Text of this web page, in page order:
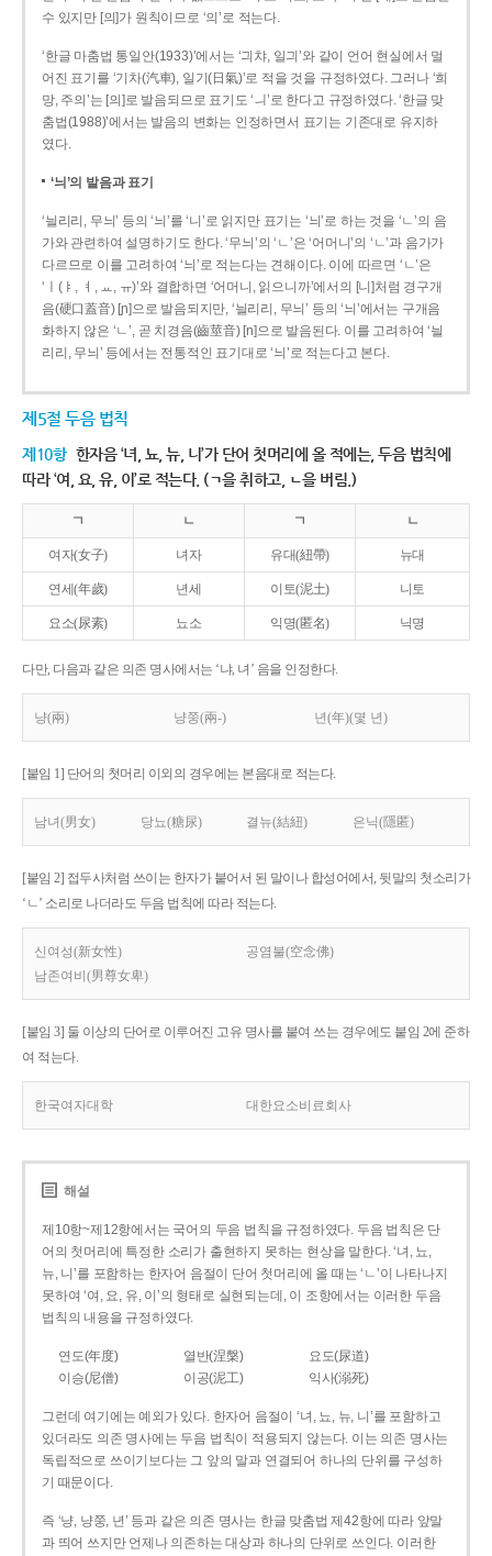
수 있지만 [의]가 원칙이므로 ‘의’로 적는다.
‘한글 마춤법 통일안(1933)’에서는 ‘긔챠, 일긔’와 같이 언어 현실에서 멀
어진 표기를 ‘기차(汽車), 일기(日氣)’로 적을 것을 규정하였다. 그러나 ‘희
망, 주의’는 [의]로 발음되므로 표기도 ‘ㅢ’로 한다고 규정하였다. ‘한글 맞
춤법(1988)’에서는 발음의 변화는 인정하면서 표기는 기존대로 유지하
였다.
‘늬’의 발음과 표기
‘늴리리, 무늬’ 등의 ‘늬’를 ‘니’로 읽지만 표기는 ‘늬’로 하는 것을 ‘ㄴ’의 음
가와 관련하여 설명하기도 한다. ‘무늬’의 ‘ㄴ’은 ‘어머니’의 ‘ㄴ’과 음가가
다르므로 이를 고려하여 ‘늬’로 적는다는 견해이다. 이에 따르면 ‘ㄴ’은
‘ㅣ(ㅑ, ㅕ, ㅛ, ㅠ)’와 결합하면 ‘어머니, 읽으니까’에서의 [니]처럼 경구개
음(硬口蓋音) [ɲ]으로 발음되지만, ‘늴리리, 무늬’ 등의 ‘늬’에서는 구개음
화하지 않은 ‘ㄴ’, 곧 치경음(齒莖音) [n]으로 발음된다. 이를 고려하여 ‘늴
리리, 무늬’ 등에서는 전통적인 표기대로 ‘늬’로 적는다고 본다.
제5절 두음 법칙
제10항 한자음 ‘녀, 뇨, 뉴, 니’가 단어 첫머리에 올 적에는, 두음 법칙에
따라 ‘여, 요, 유, 이’로 적는다. (ㄱ을 취하고, ㄴ을 버림.)
ㄱ ㄴ ㄱ ㄴ
여자(女子) 녀자 유대(紐帶) 뉴대
연세(年歲) 년세 이토(泥土) 니토
요소(尿素) 뇨소 익명(匿名) 닉명
다만, 다음과 같은 의존 명사에서는 ‘냐, 녀’ 음을 인정한다.
냥(兩) 냥쭝(兩-) 년(年)(몇 년)
[붙임 1] 단어의 첫머리 이외의 경우에는 본음대로 적는다.
남녀(男女) 당뇨(糖尿) 결뉴(結紐) 은닉(隱匿)
[붙임 2] 접두사처럼 쓰이는 한자가 붙어서 된 말이나 합성어에서, 뒷말의 첫소리가
‘ㄴ’ 소리로 나더라도 두음 법칙에 따라 적는다.
신여성(新女性)
공염불(空念佛)
남존여비(男尊女卑)
[붙임 3] 둘 이상의 단어로 이루어진 고유 명사를 붙여 쓰는 경우에도 붙임 2에 준하
여 적는다.
한국여자대학 대한요소비료회사
해설
제10항~제12항에서는 국어의 두음 법칙을 규정하였다. 두음 법칙은 단
어의 첫머리에 특정한 소리가 출현하지 못하는 현상을 말한다. ‘녀, 뇨,
뉴, 니’를 포함하는 한자어 음절이 단어 첫머리에 올 때는 ‘ㄴ’이 나타나지
못하여 ‘여, 요, 유, 이’의 형태로 실현되는데, 이 조항에서는 이러한 두음
법칙의 내용을 규정하였다.
연도(年度) 열반(涅槃)
요도(尿道)
이승(尼僧)
이공(泥工) 익사(溺死)
그런데 여기에는 예외가 있다. 한자어 음절이 ‘녀, 뇨, 뉴, 니’를 포함하고
있더라도 의존 명사에는 두음 법칙이 적용되지 않는다. 이는 의존 명사는
독립적으로 쓰이기보다는 그 앞의 말과 연결되어 하나의 단위를 구성하
기 때문이다.
즉 ‘냥, 냥쭝, 년’ 등과 같은 의존 명사는 한글 맞춤법 제42항에 따라 앞말
과 띄어 쓰지만 언제나 의존하는 대상과 하나의 단위로 쓰인다. 이러한